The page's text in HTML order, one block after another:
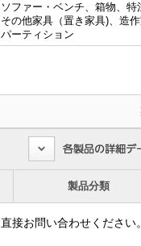
ファー・ベンチ、箱物、特
の他家具（置き家具)、造
ーティション
製品分類
接お問い合わせください